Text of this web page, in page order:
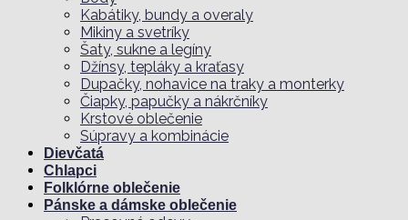
Kabátiky, bundy a overaly
Mikiny a svetríky
Šaty, sukne a legíny
Džínsy, tepláky a kraťasy
Dupačky, nohavice na traky a monterky
Čiapky, papučky a nákrčníky
Krstové oblečenie
Súpravy a kombinácie
Dievčatá
Chlapci
Folklórne oblečenie
Pánske a dámske oblečenie